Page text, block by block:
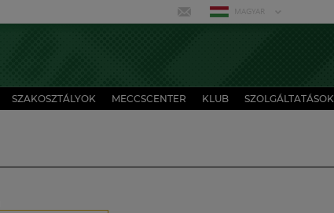
MAGYAR
SZAKOSZTÁLYOK MECCSCENTER KLUB SZOLGÁLTATÁSOK